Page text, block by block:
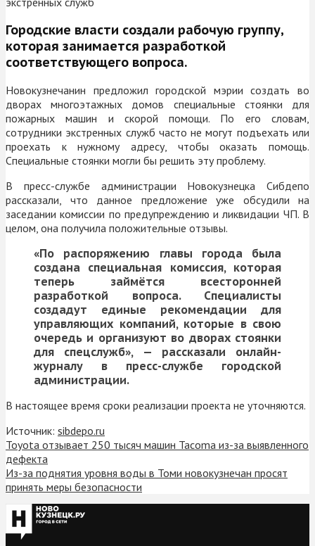
Городские власти создали рабочую группу,
которая занимается разработкой
соответствующего вопроса.
Новокузнечанин предложил городской мэрии создать во
дворах многоэтажных домов специальные стоянки для
пожарных машин и скорой помощи. По его словам,
сотрудники экстренных служб часто не могут подъехать или
проехать к нужному адресу, чтобы оказать помощь.
Специальные стоянки могли бы решить эту проблему.
В пресс-службе администрации Новокузнецка Сибдепо
рассказали, что данное предложение уже обсудили на
заседании комиссии по предупреждению и ликвидации ЧП. В
целом, она получила положительные отзывы.
«По распоряжению главы города была
создана специальная комиссия, которая
теперь займётся всесторонней
разработкой вопроса. Специалисты
создадут единые рекомендации для
управляющих компаний, которые в свою
очередь и организуют во дворах стоянки
для спецслужб», — рассказали онлайн-
журналу в пресс-службе городской
администрации.
В настоящее время сроки реализации проекта не уточняются.
Источник: sibdepo.ru
Toyota отзывает 250 тысяч машин Tacoma из-за выявленного
дефекта
Из-за поднятия уровня воды в Томи новокузнечан просят
принять меры безопасности